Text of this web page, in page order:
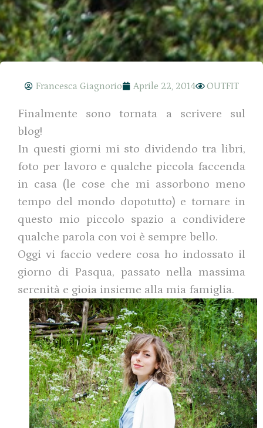
Francesca Giagnorio Aprile 22, 2014 OUTFIT
Finalmente sono tornata a scrivere sul
blog!
In questi giorni mi sto dividendo tra libri,
foto per lavoro e qualche piccola faccenda
in casa (le cose che mi assorbono meno
tempo del mondo dopotutto) e tornare in
questo mio piccolo spazio a condividere
qualche parola con voi è sempre bello.
Oggi vi faccio vedere cosa ho indossato il
giorno di Pasqua, passato nella massima
serenità e gioia insieme alla mia famiglia.